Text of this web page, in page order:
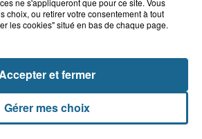
de trottinette...
ne s'appliqueront que pour ce site. Vous
choix, ou retirer votre consentement à tout
les cookies" situé en bas de chaque page.
Gérer mes choix
et fermer